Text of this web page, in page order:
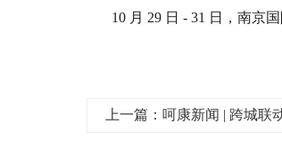
10 月 29 日 - 31 日，南京